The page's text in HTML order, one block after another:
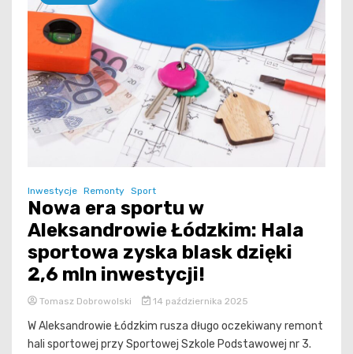
Inwestycje Remonty Sport
Nowa era sportu w
Aleksandrowie Łódzkim: Hala
sportowa zyska blask dzięki
2,6 mln inwestycji!
Tomasz Dobrowolski 14 października 2025
W Aleksandrowie Łódzkim rusza długo oczekiwany remont
hali sportowej przy Sportowej Szkole Podstawowej nr 3.